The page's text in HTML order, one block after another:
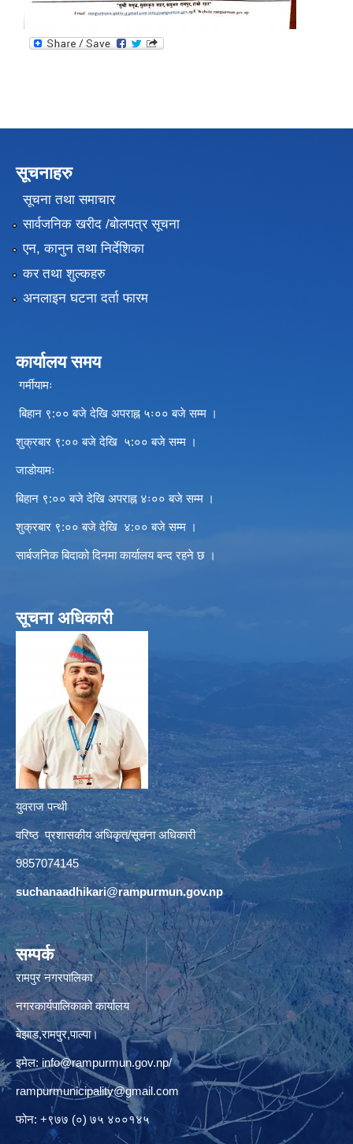
सूचनाहरु
सूचना तथा समाचार
सार्वजनिक खरीद /बोलपत्र सूचना
एन, कानुन तथा निर्देशिका
कर तथा शुल्कहरु
अनलाइन घटना दर्ता फारम
कार्यालय समय
गर्मीयामः
बिहान ९:०० बजे देखि अपराह्न ५ः०० बजे सम्म ।
शुक्रबार ९:०० बजे देखि ५:०० बजे सम्म ।
जाडोयामः
बिहान ९:०० बजे देखि अपराह्न ४ः०० बजे सम्म ।
शुक्रबार ९:०० बजे देखि ४:०० बजे सम्म ।
सार्बजनिक बिदाको दिनमा कार्यालय बन्द रहने छ ।
सूचना अधिकारी
युवराज पन्थी
वरिष्ठ प्रशासकीय अधिकृत/सूचना अधिकारी
9857074145
suchanaadhikari@rampurmun.gov.np
सम्पर्क
रामपुर नगरपालिका
नगरकार्यपालिकाको कार्यालय
बेझाड,रामपुर,पाल्पा।
इमेल: info@rampurmun.gov.np/
rampurmunicipality@gmail.com
फोन: +९७७ (०) ७५ ४००१४५